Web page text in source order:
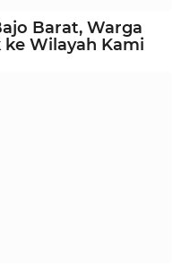
Barat, Warga
ke Wilayah Kami